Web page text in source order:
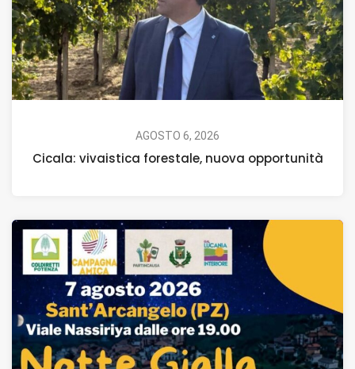
AGOSTO 6, 2026
Cicala: vivaistica forestale, nuova opportunità